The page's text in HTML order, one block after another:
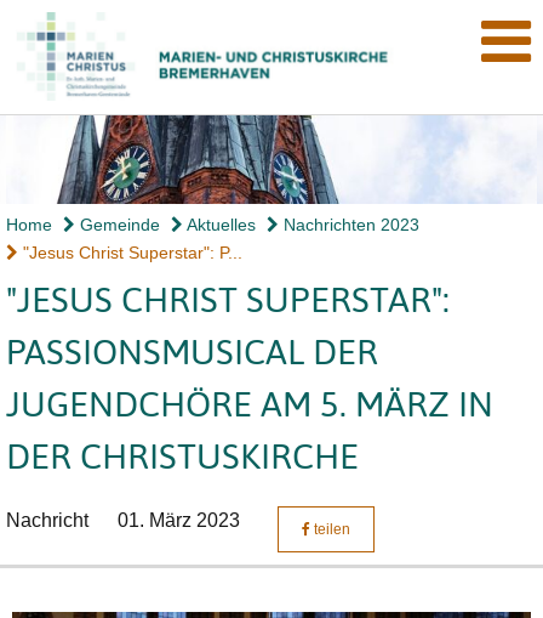
Home Gemeinde Aktuelles
Nachrichten 2023
"Jesus Christ Superstar": P...
"JESUS CHRIST SUPERSTAR":
PASSIONSMUSICAL DER
JUGENDCHÖRE AM 5. MÄRZ IN
DER CHRISTUSKIRCHE
Nachricht 01. März 2023 teilen